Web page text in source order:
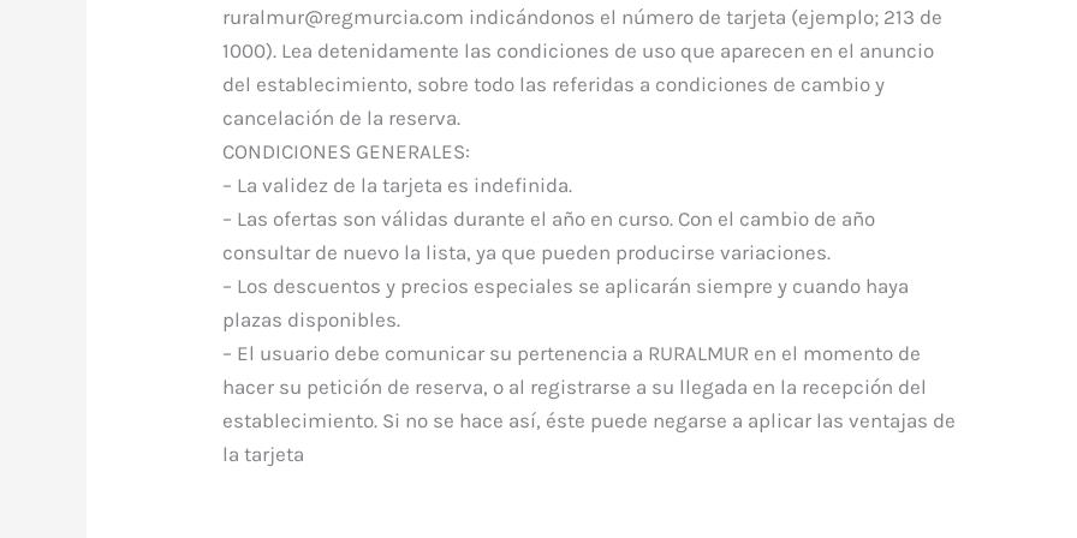
ruralmur@regmurcia.com indicándonos el número de tarjeta (ejemplo; 213 de
1000). Lea detenidamente las condiciones de uso que aparecen en el anuncio
del establecimiento, sobre todo las referidas a condiciones de cambio y
cancelación de la reserva.
CONDICIONES GENERALES:
– La validez de la tarjeta es indefinida.
– Las ofertas son válidas durante el año en curso. Con el cambio de año
consultar de nuevo la lista, ya que pueden producirse variaciones.
– Los descuentos y precios especiales se aplicarán siempre y cuando haya
plazas disponibles.
– El usuario debe comunicar su pertenencia a RURALMUR en el momento de
hacer su petición de reserva, o al registrarse a su llegada en la recepción del
establecimiento. Si no se hace así, éste puede negarse a aplicar las ventajas de
la tarjeta